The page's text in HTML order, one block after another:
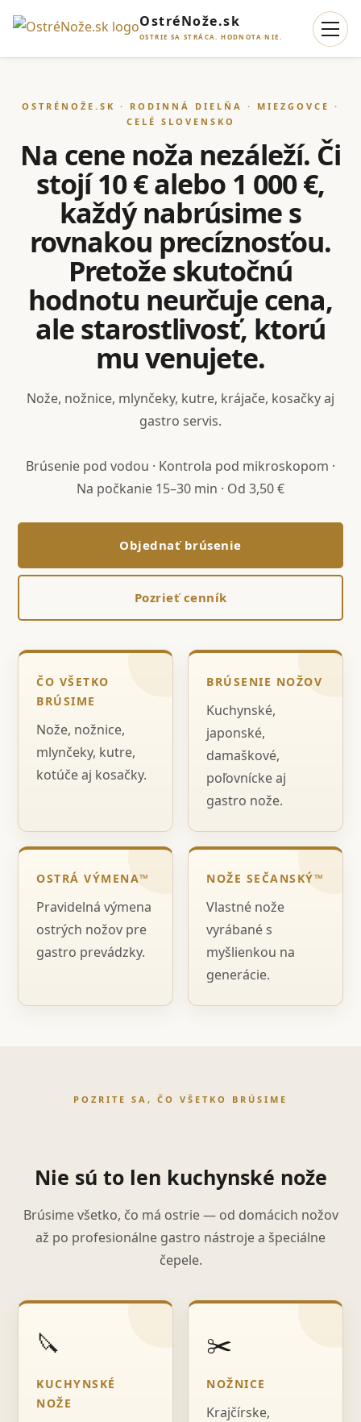
OstréNože.sk
OSTRIE SA STRÁCA. HODNOTA NIE.
OSTRÉNOŽE.SK · RODINNÁ DIELŇA · MIEZGOVCE ·
CELÉ SLOVENSKO
Na cene noža nezáleží. Či
stojí 10 € alebo 1 000 €,
každý nabrúsime s
rovnakou precíznosťou.
Pretože skutočnú
hodnotu neurčuje cena,
ale starostlivosť, ktorú
mu venujete.
Nože, nožnice, mlynčeky, kutre, krájače, kosačky aj
gastro servis.
Brúsenie pod vodou · Kontrola pod mikroskopom ·
Na počkanie 15–30 min · Od 3,50 €
Objednať brúsenie
Pozrieť cenník
ČO VŠETKO
BRÚSIME
Nože, nožnice,
mlynčeky, kutre,
kotúče aj kosačky.
BRÚSENIE NOŽOV
Kuchynské,
japonské,
damaškové,
poľovnícke aj
gastro nože.
OSTRÁ VÝMENA™
Pravidelná výmena
ostrých nožov pre
gastro prevádzky.
NOŽE SEČANSKÝ™
Vlastné nože
vyrábané s
myšlienkou na
generácie.
POZRITE SA, ČO VŠETKO BRÚSIME
Nie sú to len kuchynské nože
Brúsime všetko, čo má ostrie — od domácich nožov
až po profesionálne gastro nástroje a špeciálne
čepele.
🔪
KUCHYNSKÉ
NOŽE
✂️
NOŽNICE
Krajčírske,